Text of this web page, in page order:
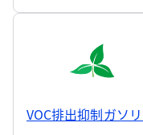
申請受付を開始し
VOC排出抑制ガソ